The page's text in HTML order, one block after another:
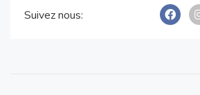
Suivez nous: